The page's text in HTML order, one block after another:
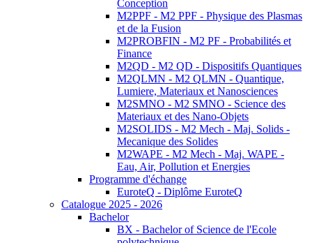
Conception
M2PPF - M2 PPF - Physique des Plasmas
et de la Fusion
M2PROBFIN - M2 PF - Probabilités et
Finance
M2QD - M2 QD - Dispositifs Quantiques
M2QLMN - M2 QLMN - Quantique,
Lumiere, Materiaux et Nanosciences
M2SMNO - M2 SMNO - Science des
Materiaux et des Nano-Objets
M2SOLIDS - M2 Mech - Maj. Solids -
Mecanique des Solides
M2WAPE - M2 Mech - Maj. WAPE -
Eau, Air, Pollution et Energies
Programme d'échange
EuroteQ - Diplôme EuroteQ
Catalogue 2025 - 2026
Bachelor
BX - Bachelor of Science de l'Ecole